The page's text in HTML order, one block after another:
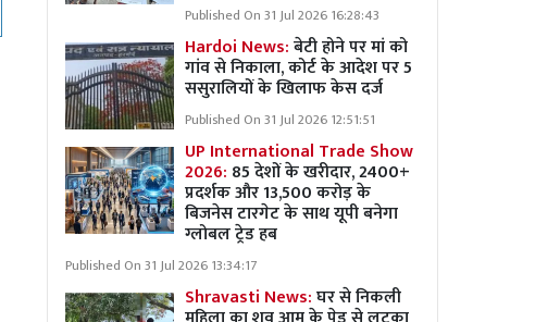
Published On 31 Jul 2026 16:28:43
Hardoi News:बेटी होने पर मां को
गांव से निकाला, कोर्ट के आदेश पर 5
ससुरालियों के खिलाफ केस दर्ज
Published On 31 Jul 2026 12:51:51
UP International Trade Show
2026: 85 देशों के खरीदार, 2400+
प्रदर्शक और 13,500 करोड़ के
बिजनेस टारगेट के साथ यूपी बनेगा
ग्लोबल ट्रेड हब
Published On 31 Jul 2026 13:34:17
Shravasti News:घर से निकली